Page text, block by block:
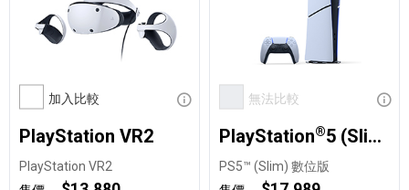
加入比較 顯示資訊
PlayStation VR2
PlayStation VR2
無法比較 顯示
PlayStation®5 (Slim) 數位版
PS5™ (Slim) 數位版